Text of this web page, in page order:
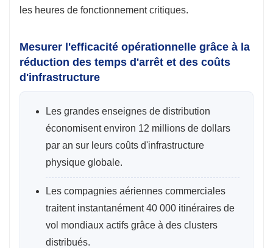
les heures de fonctionnement critiques.
Mesurer l'efficacité opérationnelle grâce à la
réduction des temps d'arrêt et des coûts
d'infrastructure
Les grandes enseignes de distribution
économisent environ 12 millions de dollars
par an sur leurs coûts d'infrastructure
physique globale.
Les compagnies aériennes commerciales
traitent instantanément 40 000 itinéraires de
vol mondiaux actifs grâce à des clusters
distribués.